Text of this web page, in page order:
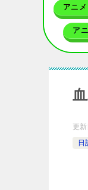
アニメ
ア
更新
日